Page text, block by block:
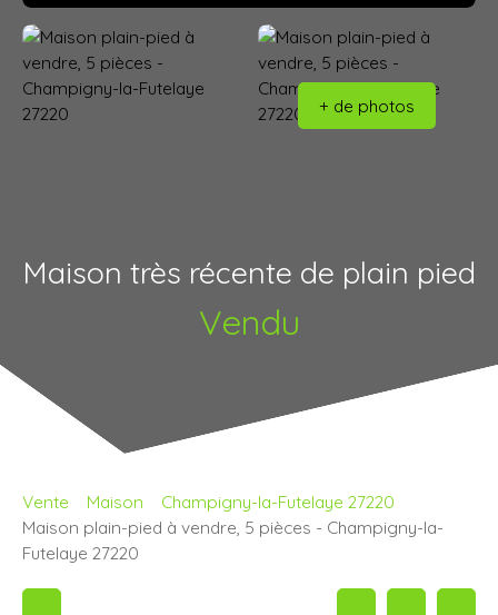
+ de photos
Maison très récente de plain pied
Vendu
Vente Maison
Champigny-la-Futelaye 27220
Maison plain-pied à vendre, 5 pièces - Champigny-la-
Futelaye 27220